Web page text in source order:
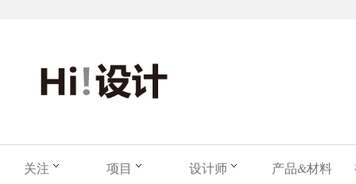
关注 项目 设计师 产品&材料